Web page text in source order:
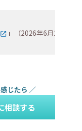
」（2026年6月24
じたら ／
相談する